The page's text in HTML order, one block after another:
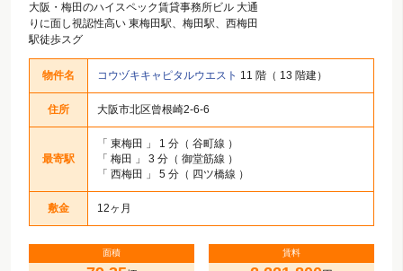
大阪・梅田のハイスペック賃貸事務所ビル 大通
りに面し視認性高い 東梅田駅、梅田駅、西梅田
駅徒歩スグ
物件名 コウヅキキャピタルウエスト 11 階（ 13 階建）
住所 大阪市北区曾根崎2-6-6
最寄駅
「 東梅田
」 1 分（ 谷町線 ）
「 梅田
」 3 分（ 御堂筋線 ）
「 西梅田 」 5 分（ 四ツ橋線 ）
敷金 12ヶ月
面積 賃料